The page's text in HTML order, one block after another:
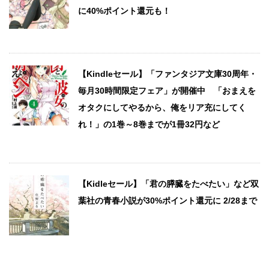
に40%ポイント還元も！
【Kindleセール】「ファンタジア文庫30周年・
毎月30時間限定フェア」が開催中 「おまえを
オタクにしてやるから、俺をリア充にしてく
れ！」の1巻～8巻までが1冊32円など
【Kidleセール】「君の膵臓をたべたい」など双
葉社の青春小説が30%ポイント還元に 2/28まで